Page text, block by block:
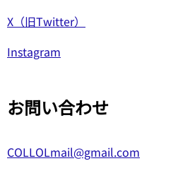
X（旧Twitter）
Instagram
お問い合わせ
COLLOLmail@gmail.com